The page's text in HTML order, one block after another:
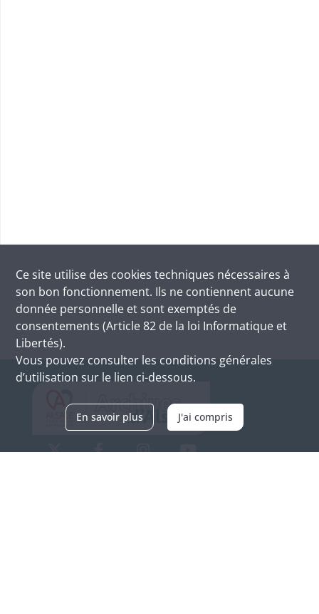
Ce site utilise des cookies techniques nécessaires à
son bon fonctionnement. Ils ne contiennent aucune
donnée personnelle et sont exemptés de
consentements (Article 82 de la loi Informatique et
Libertés).
Vous pouvez consulter les conditions générales
d’utilisation sur le lien ci-dessous.
En savoir plus J'ai compris